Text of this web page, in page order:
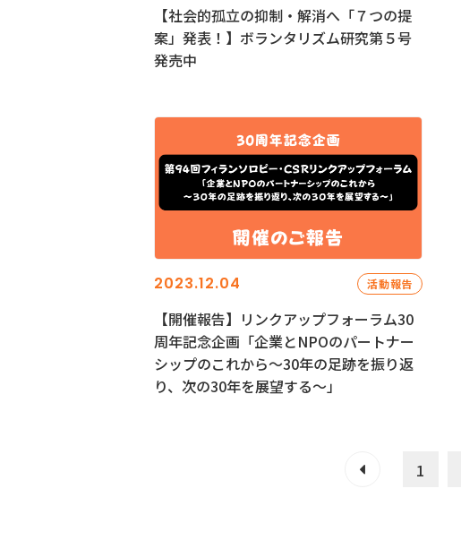
【社会的孤立の抑制・解消へ「７つの提
案」発表！】ボランタリズム研究第５号
発売中
2023.12.04 活動報告
【開催報告】リンクアップフォーラム30
周年記念企画「企業とNPOのパートナー
シップのこれから～30年の足跡を振り返
り、次の30年を展望する～」
1